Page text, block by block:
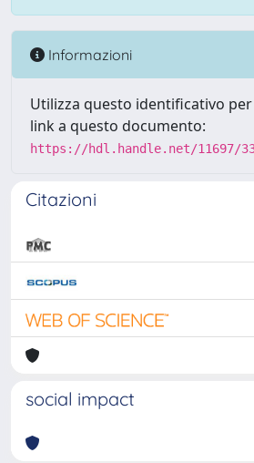
Informazioni
Utilizza questo identificativo
link a questo documento:
https://hdl.handle.net/11697/
Citazioni
social impact